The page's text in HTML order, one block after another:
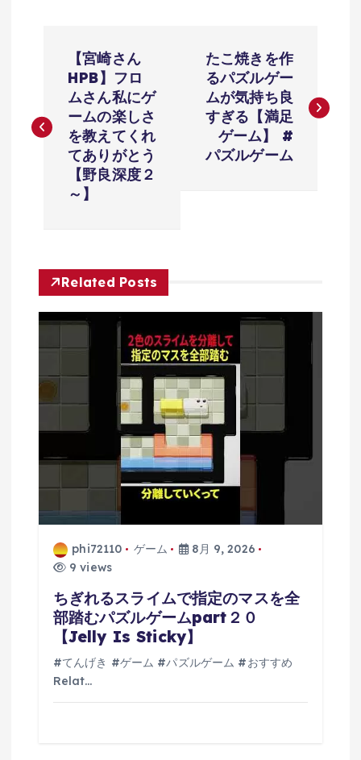
ナ
シ
ョ
ン
【宮崎さん
HPB】フロ
ムさん私にゲ
ームの楽しさ
を教えてくれ
てありがとう
【野良深度２
～】
たこ焼きを作
るパズルゲー
ムが気持ち良
すぎる【満足
ゲーム】 #
パズルゲーム
Related Posts
phi72110 ゲーム
8月 9, 2026
9 views
ちぎれるスライムで指定のマスを全
部踏むパズルゲームpart２０
【Jelly Is Sticky】
#てんげき #ゲーム #パズルゲーム #おすすめ
Relat…